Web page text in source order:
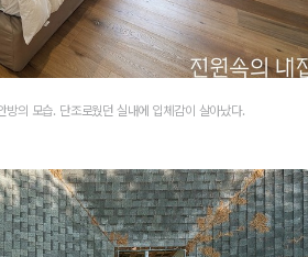
방의 모습. 단조로웠던 실내에 입체감이 살아났다.